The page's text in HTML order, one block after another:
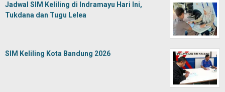
Jadwal SIM Keliling di Indramayu Hari Ini,
Tukdana dan Tugu Lelea
SIM Keliling Kota Bandung 2026